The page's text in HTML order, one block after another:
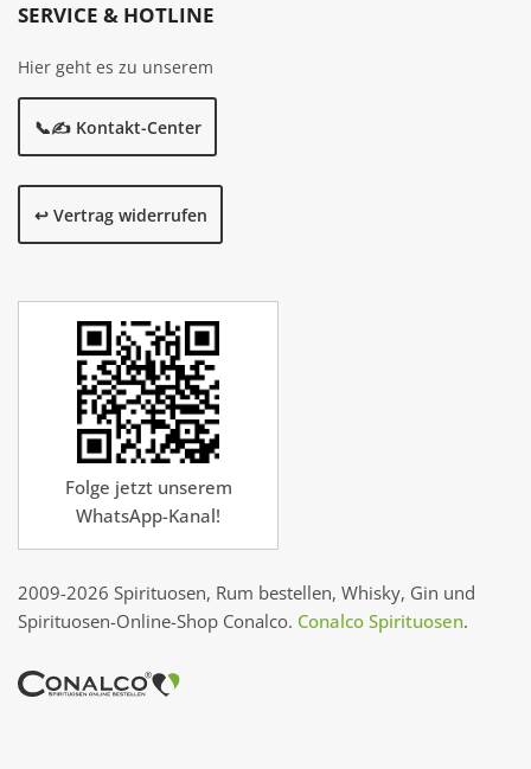
SERVICE & HOTLINE
Hier geht es zu unserem
📞✍️ Kontakt-Center
↩️ Vertrag widerrufen
Folge jetzt unserem
WhatsApp-Kanal!
2009-2026 Spirituosen, Rum bestellen, Whisky, Gin und
Spirituosen-Online-Shop Conalco. Conalco Spirituosen.